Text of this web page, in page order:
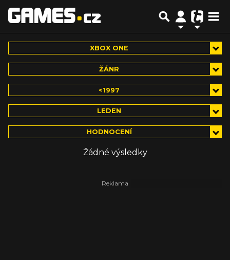
XBOX ONE
ŽÁNR
<1997
LEDEN
HODNOCENÍ
Žádné výsledky